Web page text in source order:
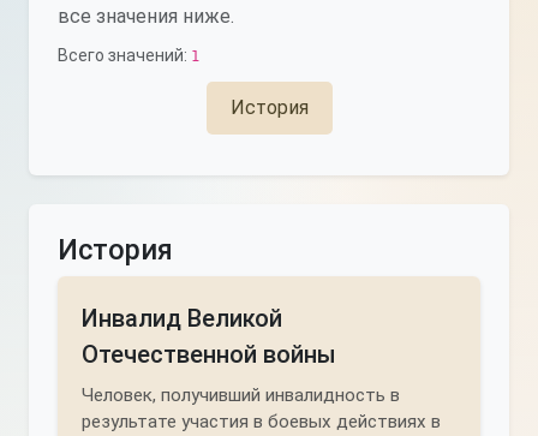
все значения ниже.
Всего значений: 1
История
История
Инвалид Великой
Отечественной войны
Человек, получивший инвалидность в
результате участия в боевых действиях в